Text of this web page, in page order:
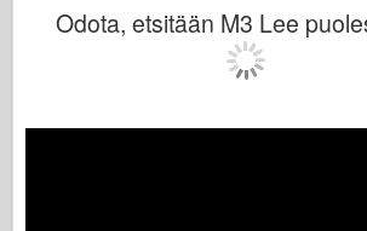
Odota, etsitään M3 Lee